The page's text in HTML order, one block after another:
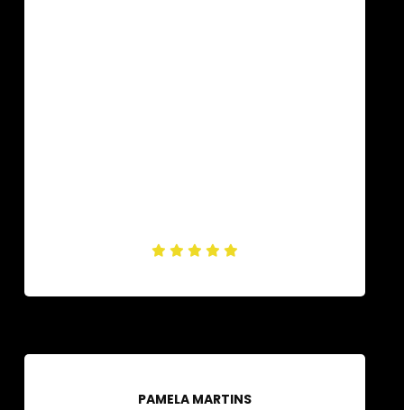
PAMELA MARTINS